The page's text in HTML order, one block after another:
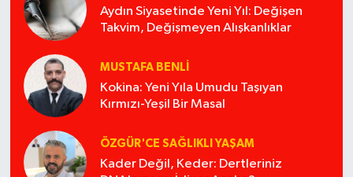
Aydın Siyasetinde Yeni Yıl: Değişen
Takvim, Değişmeyen Alışkanlıklar
MUSTAFA BENLI
Kokina: Yeni Yıla Umudu Taşıyan
Kırmızı-Yeşil Bir Masal
ÖZGÜR'CE SAĞLIKLI YAŞAM
Kader Değil, Keder: Dertleriniz